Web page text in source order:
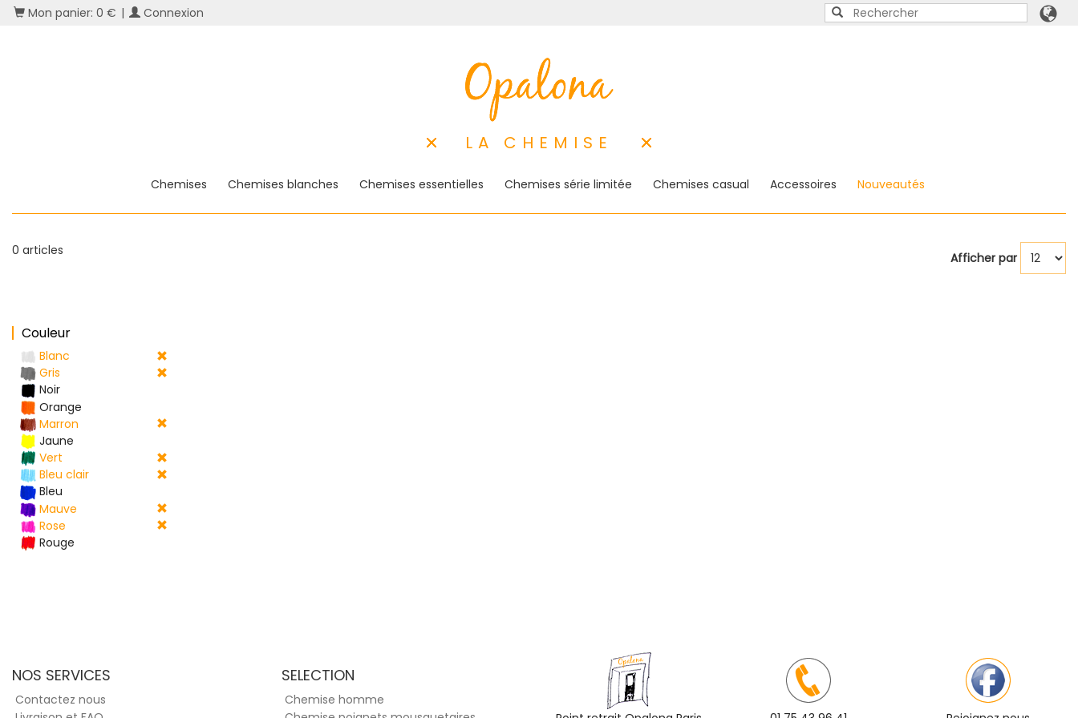
Mon panier: 0 € | Connexion
LA CHEMISE
Chemises Chemises blanches Chemises essentielles Chemises série limitée Chemises casual Accessoires Nouveautés
0 articles Afficher par
Couleur
Blanc
Gris
Noir
Orange
Marron
Jaune
Vert
Bleu clair
Bleu
Mauve
Rose
Rouge
NOS SERVICES
Contactez nous
SELECTION
Chemise homme